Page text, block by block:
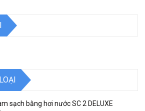
sạch bằng hơi nước SC 2 DELUXE